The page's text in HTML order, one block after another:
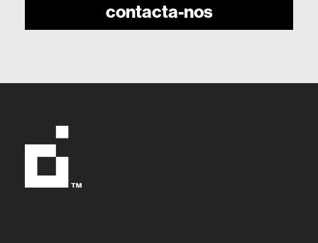
contacta-nos